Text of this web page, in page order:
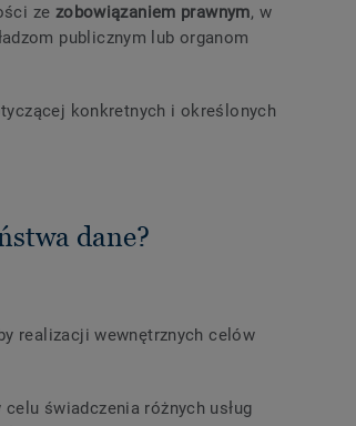
ze zobowiązaniem prawnym, w
publicznym lub organom
konkretnych i określonych
dane?
realizacji wewnętrznych celów
świadczenia różnych usług